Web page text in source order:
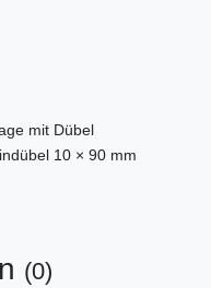
mit Dübel
10 × 90 mm
(0)